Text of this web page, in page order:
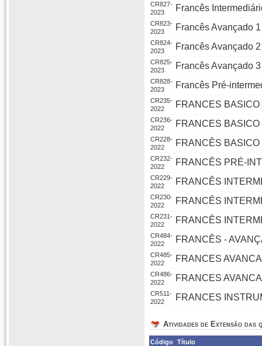
CR827-
2023
Francês
CR823-
2023
Francês Avançado 1
CR824-
2023
Francês Avançado 2
CR825-
2023
Francês Avançado 3
CR828-
2023
Francês Pré-
CR235-
2022
FRANCES BASICO
CR236-
2022
FRANCES BASICO
CR228-
2022
FRANCÊS BASICO
CR232-
2022
FRANCÊS PRÉ-
CR229-
2022
FRANCÊS
CR230-
2022
FRANCÊS
CR231-
2022
FRANCÊS
CR484-
2022
FRANCÊS -
CR485-
2022
FRANCES
CR486-
2022
FRANCES
CR511-
2022
FRANCES
Atividades de Extensão das
Código Título